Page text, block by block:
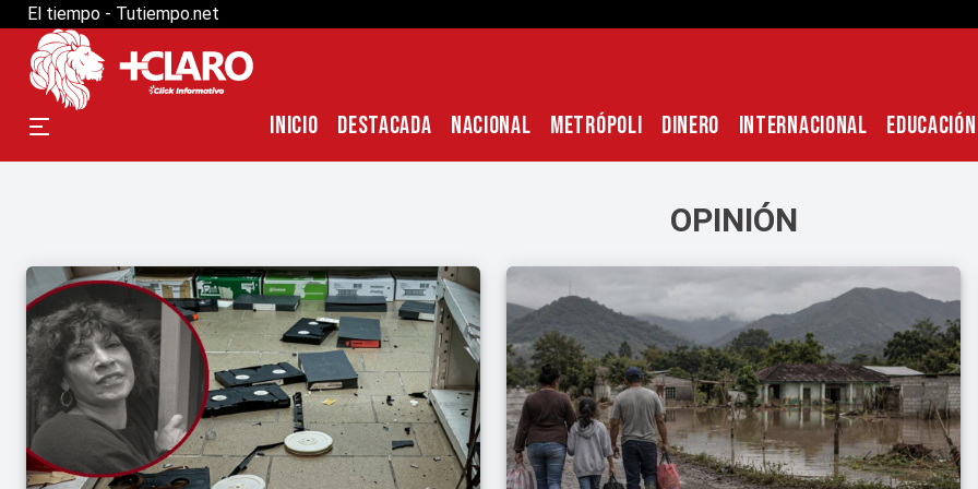
El tiempo - Tutiempo.net
INICIO DESTACADA NACIONAL METRÓPOLI DINERO INTERNACIONAL EDUCACIÓN
OPINIÓN